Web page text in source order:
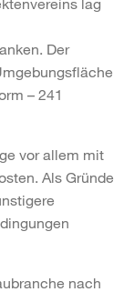
Der
– 241
vor allem mit
Als Gründe
nach